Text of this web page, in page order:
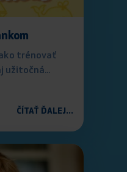
ako trénovať
užitočná...
ČÍTAŤ ĎALEJ...